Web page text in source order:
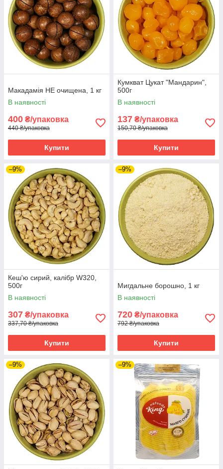
Макадамія НЕ очищена, 1 кг
В наявності
400 ₴/упаковка
440 ₴/упаковка
Купити
Кумкват Цукат "Мандарин",
500г
В наявності
137 ₴/упаковка
150,70 ₴/упаковка
Купити
–9%
Кеш'ю сирий, калібр W320,
500г
В наявності
307 ₴/упаковка
337,70 ₴/упаковка
Купити
–9%
Мигдальне борошно, 1 кг
В наявності
720 ₴/упаковка
792 ₴/упаковка
Купити
–9% –9%